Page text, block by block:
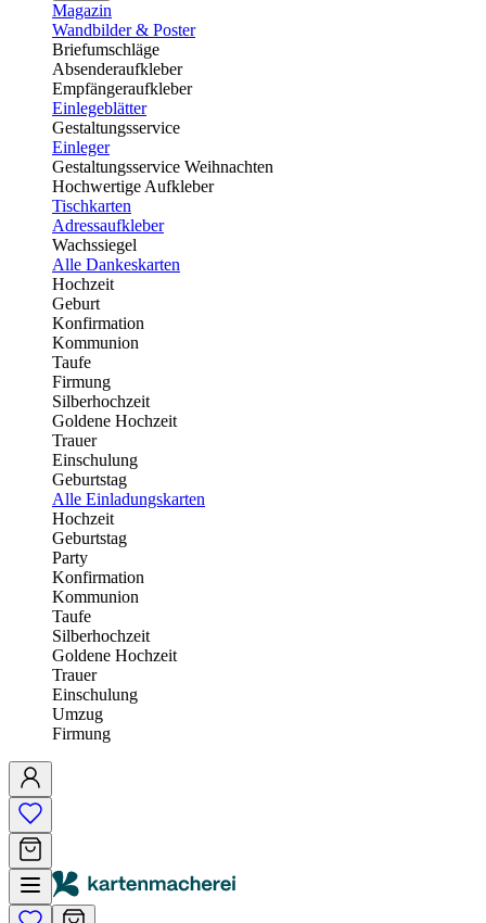
Magazin
Wandbilder & Poster
Briefumschläge
Absenderaufkleber
Empfängeraufkleber
Einlegeblätter
Gestaltungsservice
Einleger
Gestaltungsservice Weihnachten
Hochwertige Aufkleber
Tischkarten
Adressaufkleber
Wachssiegel
Alle Dankeskarten
Hochzeit
Geburt
Konfirmation
Kommunion
Taufe
Firmung
Silberhochzeit
Goldene Hochzeit
Trauer
Einschulung
Geburtstag
Alle Einladungskarten
Hochzeit
Geburtstag
Party
Konfirmation
Kommunion
Taufe
Silberhochzeit
Goldene Hochzeit
Trauer
Einschulung
Umzug
Firmung